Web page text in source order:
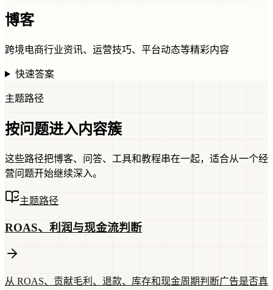
博客
跨境电商行业资讯、运营技巧、平台动态等精彩内容
快速答案
主题路径
按问题进入内容簇
这些路径把博客、问答、工具和教程串在一起，适合从一个经
营问题开始继续深入。
主题路径
ROAS、利润与现金流判断
从 ROAS、贡献毛利、退款、库存和现金周期判断广告是否真